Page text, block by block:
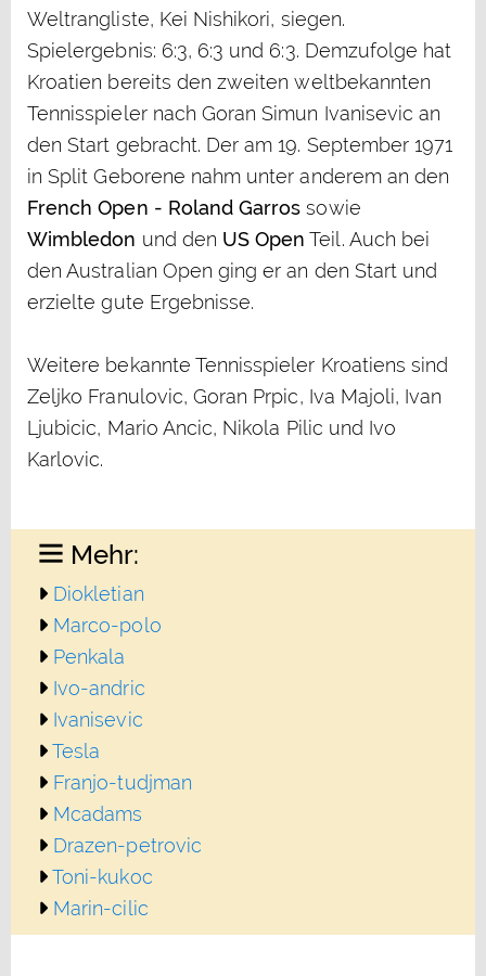
Weltrangliste, Kei Nishikori, siegen.
Spielergebnis: 6:3, 6:3 und 6:3. Demzufolge hat
Kroatien bereits den zweiten weltbekannten
Tennisspieler nach Goran Simun Ivanisevic an
den Start gebracht. Der am 19. September 1971
in Split Geborene nahm unter anderem an den
French Open - Roland Garros sowie
Wimbledon und den US Open Teil. Auch bei
den Australian Open ging er an den Start und
erzielte gute Ergebnisse.
Weitere bekannte Tennisspieler Kroatiens sind
Zeljko Franulovic, Goran Prpic, Iva Majoli, Ivan
Ljubicic, Mario Ancic, Nikola Pilic und Ivo
Karlovic.
Mehr:
Diokletian
Marco-polo
Penkala
Ivo-andric
Ivanisevic
Tesla
Franjo-tudjman
Mcadams
Drazen-petrovic
Toni-kukoc
Marin-cilic